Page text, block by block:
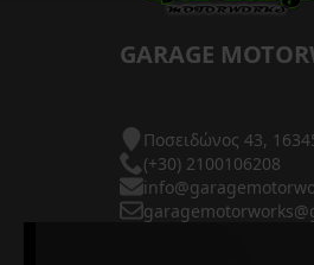
GARAGE
Ποσειδώνος 43,
(+30) 2100106208